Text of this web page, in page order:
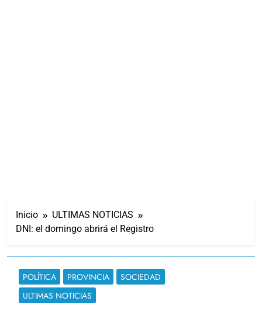
Inicio
ULTIMAS NOTICIAS
DNI: el domingo abrirá el Registro
POLÍTICA PROVINCIA
SOCIEDAD
ULTIMAS NOTICIAS